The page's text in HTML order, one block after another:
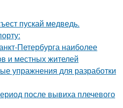
пускай медведь.
Петербурга наиболее
и местных жителей
упражнения для разработки
после вывиха плечевого